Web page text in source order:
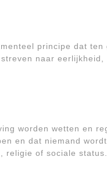
principe dat
naar
worden wetten en
en dat niemand
religie of sociale status.